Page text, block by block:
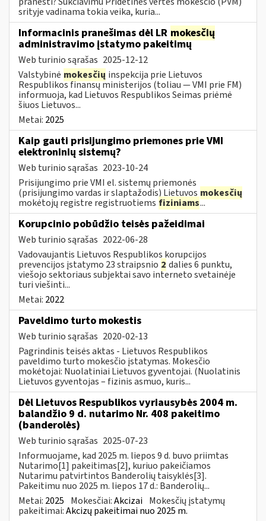
srityje vadinama tokia veika, kuria...
Informacinis pranešimas dėl LR mokesčių
administravimo įstatymo pakeitimų
Web turinio sąrašas 2025-12-12
Valstybinė mokesčių inspekcija prie Lietuvos
Respublikos finansų ministerijos (toliau — VMI prie FM)
informuoja, kad Lietuvos Respublikos Seimas priėmė
šiuos Lietuvos...
Metai: 2025
Kaip gauti prisijungimo priemones prie VMI
elektroninių sistemų?
Web turinio sąrašas 2023-10-24
Prisijungimo prie VMI el. sistemų priemonės
(prisijungimo vardas ir slaptažodis) Lietuvos mokesčių
mokėtojų registre registruotiems fiziniams...
Korupcinio pobūdžio teisės pažeidimai
Web turinio sąrašas 2022-06-28
Vadovaujantis Lietuvos Respublikos korupcijos
prevencijos įstatymo 23 straipsnio 2 dalies 6 punktu,
viešojo sektoriaus subjektai savo interneto svetainėje
turi viešinti...
Metai: 2022
Paveldimo turto mokestis
Web turinio sąrašas 2020-02-13
Pagrindinis teisės aktas - Lietuvos Respublikos
paveldimo turto mokesčio įstatymas. Mokesčio
mokėtojai: Nuolatiniai Lietuvos gyventojai. (Nuolatinis
Lietuvos gyventojas – fizinis asmuo, kuris...
Dėl Lietuvos Respublikos vyriausybės 2004 m.
balandžio 9 d. nutarimo Nr. 408 pakeitimo
(banderolės)
Web turinio sąrašas 2025-07-23
Informuojame, kad 2025 m. liepos 9 d. buvo priimtas
Nutarimo[1] pakeitimas[2], kuriuo pakeičiamos
Nutarimu patvirtintos Banderolių taisyklės[3].
Pakeitimu nuo 2025 m. liepos 17 d.: Banderolių...
Metai: 2025 Mokesčiai:Akcizai Mokesčių įstatymų
pakeitimai:Akcizų pakeitimai nuo 2025 m.